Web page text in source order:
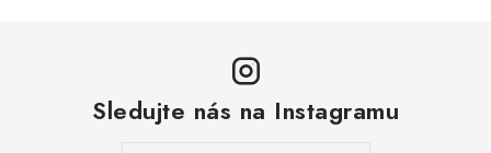
Sledujte nás na Instagramu